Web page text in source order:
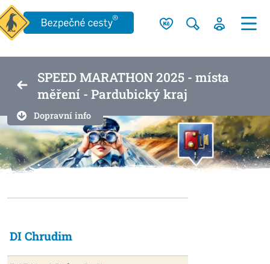
SPEED MARATHON 2025 - místa
měření - Pardubický kraj
Dopravní info
DI Chrudim